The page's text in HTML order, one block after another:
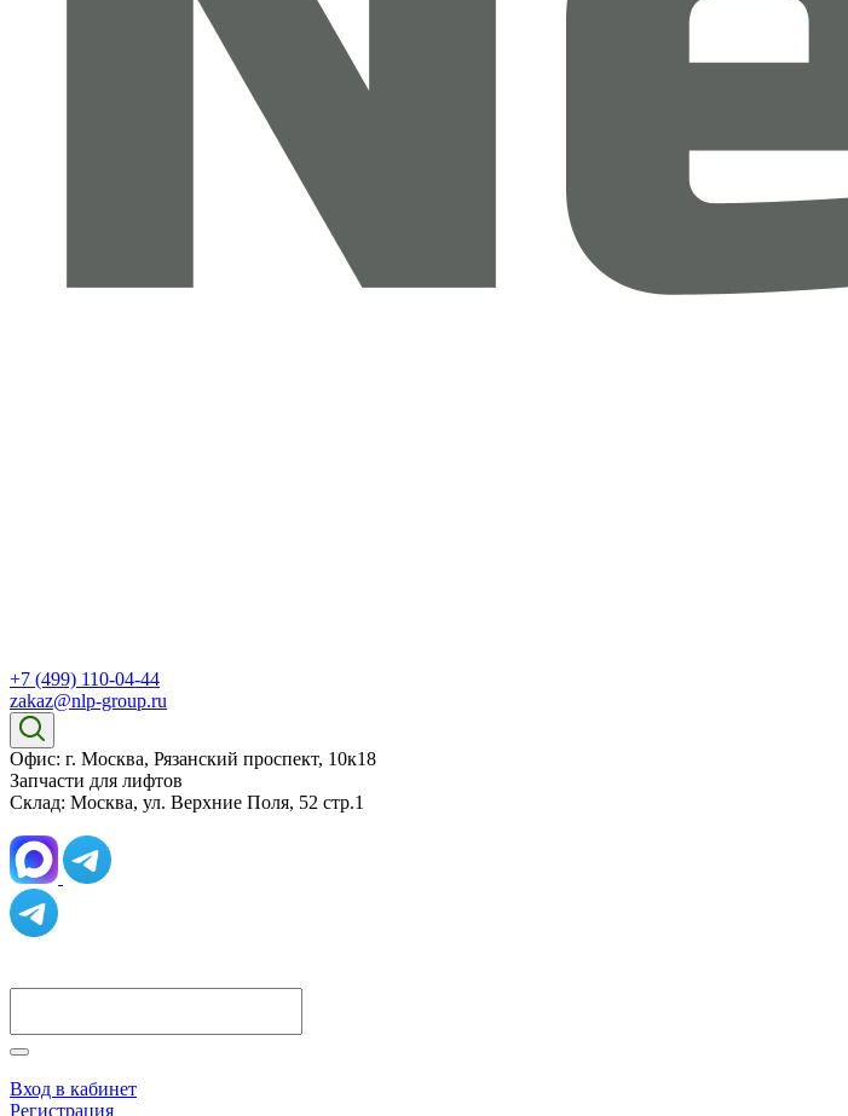
+7 (499) 110-04-44
zakaz@nlp-group.ru
Офис: г. Москва, Рязанский проспект, 10к18
Запчасти для лифтов
Склад: Москва, ул. Верхние Поля, 52 стр.1
Вход в кабинет
Регистрация